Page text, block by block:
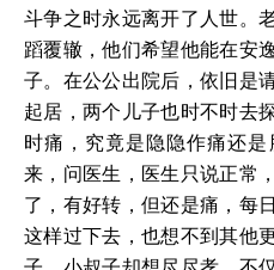
斗争之时永远离开了人世。
蹈覆辙，他们希望他能在安
子。在公公出院后，依旧是
起居，两个儿子也时不时去
时痛，究竟是隐隐作痛还
来，问医生，医生只说正常
了，有好转，但还是痛，每
这样过下去，也想不到其他